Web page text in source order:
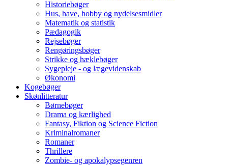
Historiebøger
Hus, have, hobby og nydelsesmidler
Matematik og statistik
Pædagogik
Rejsebøger
Rengøringsbøger
Strikke og hæklebøger
Sygepleje - og lægevidenskab
Økonomi
Kogebøger
Skønlitteratur
Børnebøger
Drama og kærlighed
Fantasy, Fiktion og Science Fiction
Kriminalromaner
Romaner
Thrillere
Zombie- og apokalypsegenren